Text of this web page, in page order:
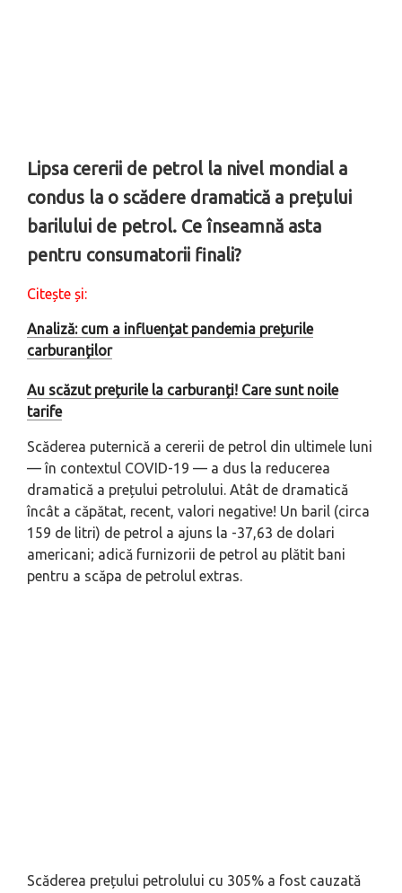
Lipsa cererii de petrol la nivel mondial a
condus la o scădere dramatică a prețului
barilului de petrol. Ce înseamnă asta
pentru consumatorii finali?
Citește și:
Analiză: cum a influențat pandemia prețurile
carburanților
Au scăzut prețurile la carburanți! Care sunt noile
tarife
Scăderea puternică a cererii de petrol din ultimele luni
— în contextul COVID-19 — a dus la reducerea
dramatică a prețului petrolului. Atât de dramatică
încât a căpătat, recent, valori negative! Un baril (circa
159 de litri) de petrol a ajuns la -37,63 de dolari
americani; adică furnizorii de petrol au plătit bani
pentru a scăpa de petrolul extras.
Scăderea prețului petrolului cu 305% a fost cauzată